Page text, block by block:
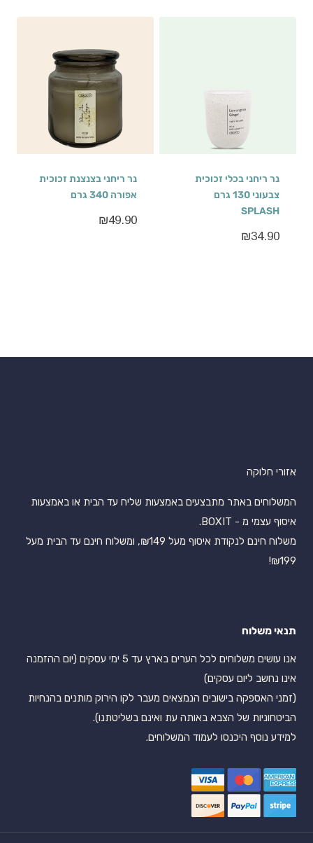
נר ריחני בכלי זכוכית
צבעוני 130 גרם
SPLASH
₪34.90
נר ריחני בצנצנת זכוכית
אפורה 340 גרם
₪49.90
אזורי חלוקה
המשלוחים באתר מתבצעים באמצעות שליח עד הבית או באמצעות
איסוף עצמי מ - BOXIT.
משלוח חינם לנקודת איסוף מעל ₪149, ומשלוח חינם עד הבית מעל
₪199!
תנאי משלוח
אנו עושים משלוחים לכל הערים בארץ עד 5 ימי עסקים (יום ההזמנה
אינו נחשב ליום עסקים)
(זמני האספקה בישובים הנמצאים מעבר לקו הירוק מותנים בהנחיות
הביטחוניות של הצבא באותה עת ואינם בשליטתנו).
למידע נוסף היכנסו לעמוד המשלוחים.